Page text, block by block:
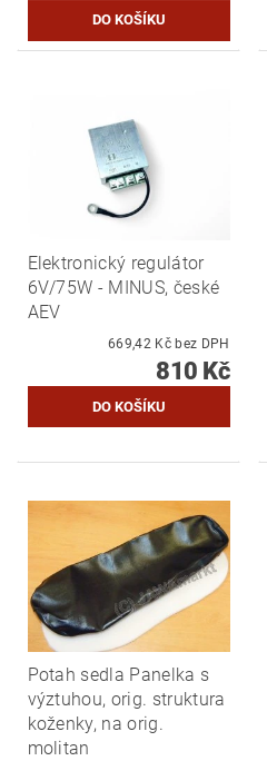
Elektronický regulátor
6V/75W - MINUS, české
AEV
669,42 Kč bez DPH
810 Kč
Potah sedla Panelka s
výztuhou, orig. struktura
koženky, na orig.
molitan